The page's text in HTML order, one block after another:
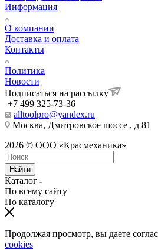
Информация
О компании
Доставка и оплата
Контакты
Политика
Новости
Подписаться на рассылку
+7 499 325-73-36
alltoolpro@yandex.ru
Москва, Дмитровское шоссе , д 81
2026 © ООО «Красмеханика»
Найти
Каталог
По всему сайту
По каталогу
Продолжая просмотр, вы даете
cookies